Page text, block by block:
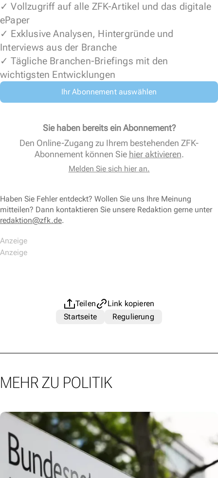
✓ Vollzugriff auf alle ZFK-Artikel und das digitale
ePaper
✓ Exklusive Analysen, Hintergründe und
Interviews aus der Branche
✓ Tägliche Branchen-Briefings mit den
wichtigsten Entwicklungen
Ihr Abonnement auswählen
Sie haben bereits ein Abonnement?
Den Online-Zugang zu Ihrem bestehenden ZFK-
Abonnement können Sie hier aktivieren.
Melden Sie sich hier an.
Haben Sie Fehler entdeckt? Wollen Sie uns Ihre Meinung
mitteilen? Dann kontaktieren Sie unsere Redaktion gerne unter
redaktion@zfk.de.
Teilen
Link kopieren
Startseite
Regulierung
MEHR ZU POLITIK